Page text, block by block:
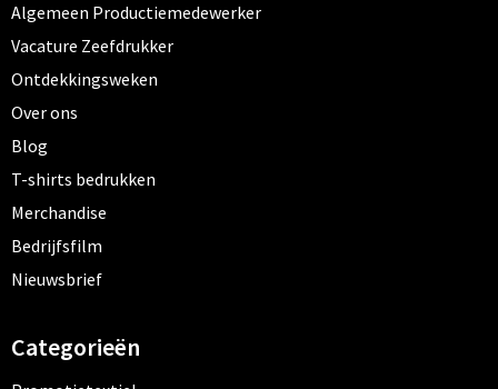
Algemeen Productiemedewerker
Vacature Zeefdrukker
Ontdekkingsweken
Over ons
Blog
T-shirts bedrukken
Merchandise
Bedrijfsfilm
Nieuwsbrief
Categorieën